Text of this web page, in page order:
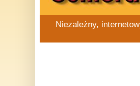
Niezależny,